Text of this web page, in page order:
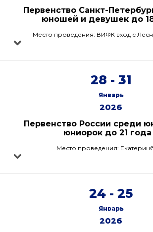
Первенство Санкт-
юношей и девушек до
Место проведения: ВИФК вход с
28 - 31
Январь
2026
Первенство России среди
юниорок до 21 года
Место проведения:
24 - 25
Январь
2026